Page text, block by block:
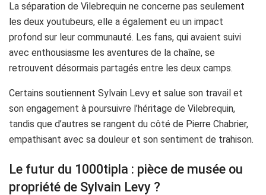
La séparation de Vilebrequin ne concerne pas seulement
les deux youtubeurs, elle a également eu un impact
profond sur leur communauté. Les fans, qui avaient suivi
avec enthousiasme les aventures de la chaîne, se
retrouvent désormais partagés entre les deux camps.
Certains soutiennent Sylvain Levy et salue son travail et
son engagement à poursuivre l’héritage de Vilebrequin,
tandis que d’autres se rangent du côté de Pierre Chabrier,
empathisant avec sa douleur et son sentiment de trahison.
Le futur du 1000tipla : pièce de musée ou
propriété de Sylvain Levy ?